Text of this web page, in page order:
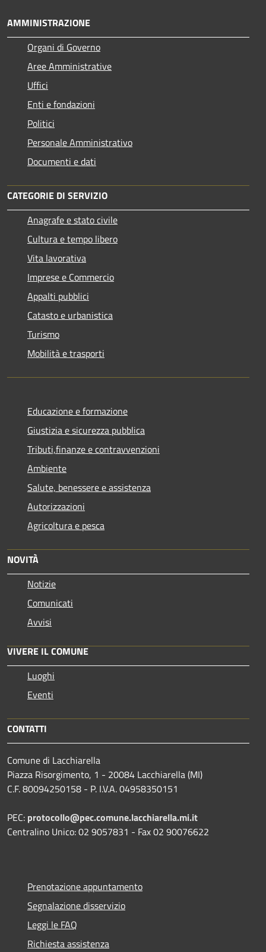
AMMINISTRAZIONE
Organi di Governo
Aree Amministrative
Uffici
Enti e fondazioni
Politici
Personale Amministrativo
Documenti e dati
CATEGORIE DI SERVIZIO
Anagrafe e stato civile
Cultura e tempo libero
Vita lavorativa
Imprese e Commercio
Appalti pubblici
Catasto e urbanistica
Turismo
Mobilità e trasporti
Educazione e formazione
Giustizia e sicurezza pubblica
Tributi,finanze e contravvenzioni
Ambiente
Salute, benessere e assistenza
Autorizzazioni
Agricoltura e pesca
NOVITÀ
Notizie
Comunicati
Avvisi
VIVERE IL COMUNE
Luoghi
Eventi
CONTATTI
Comune di Lacchiarella
Piazza Risorgimento, 1 - 20084 Lacchiarella (MI)
C.F. 80094250158 - P. I.V.A. 04958350151
PEC: protocollo@pec.comune.lacchiarella.mi.it
Centralino Unico: 02 9057831 - Fax 02 90076622
Prenotazione appuntamento
Segnalazione disservizio
Leggi le FAQ
Richiesta assistenza